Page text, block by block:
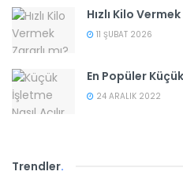
Hızlı Kilo
11 ŞUBAT 2026
En Popüler
24 ARALIK 2022
Trendler.